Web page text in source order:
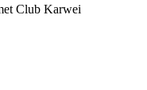
Club Karwei